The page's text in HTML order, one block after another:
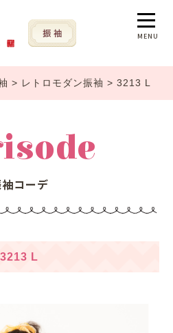
MENU
> レトロモダン振袖 > 3213 L
コーデ
3213 L